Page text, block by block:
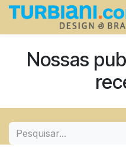
Pular para o conteúdo
Nossas